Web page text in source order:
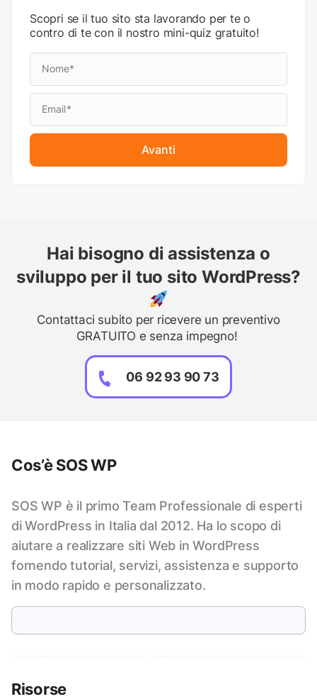
Scopri se il tuo sito sta lavorando per te o
contro di te con il nostro mini-quiz gratuito!
Avanti
Hai bisogno di assistenza o
sviluppo per il tuo sito WordPress?
Contattaci subito per ricevere un preventivo
GRATUITO e senza impegno!
06 92 93 90 73
Cos’è SOS WP
SOS WP è il primo Team Professionale di esperti
di WordPress in Italia dal 2012. Ha lo scopo di
aiutare a realizzare siti Web in WordPress
fornendo tutorial, servizi, assistenza e supporto
in modo rapido e personalizzato.
Risorse